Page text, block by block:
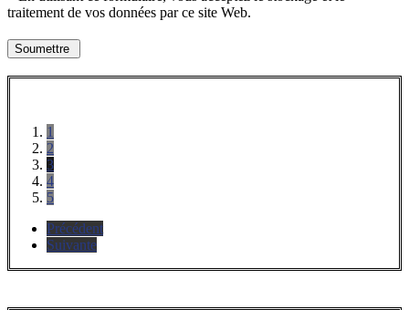
traitement de vos données par ce site Web.
1
2
3
4
5
Précédent
Suivante